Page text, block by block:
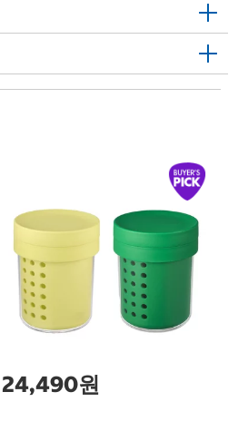
24,490원